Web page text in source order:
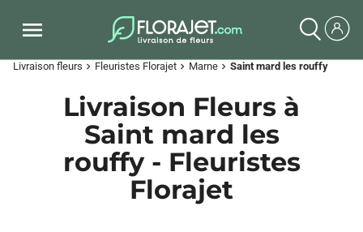
Livraison fleurs chevron_right Fleuristes Florajet chevron_right Marne chevron_right Saint mard les rouffy
Livraison Fleurs à
Saint mard les
rouffy - Fleuristes
Florajet